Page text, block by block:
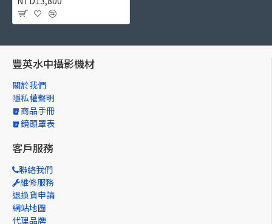
豐英水中攝影機材
關於我們
隱私權聲明
商品手冊
鏡頭罩表
客戶服務
聯絡我們
維修服務
退換貨申請
網站地圖
代理品牌